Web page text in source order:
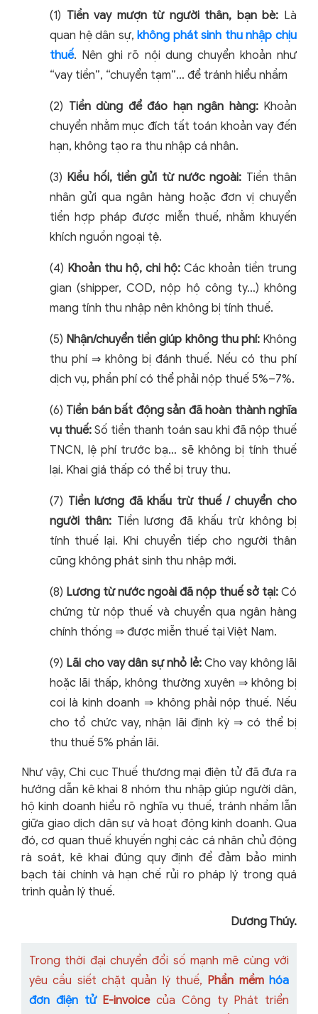
(1) Tiền vay mượn từ người thân, bạn bè: Là
quan hệ dân sự,không phát sinh thu nhập chịu
thuế. Nên ghi rõ nội dung chuyển khoản như
“vay tiền”, “chuyển tạm”… để tránh hiểu nhầm
(2) Tiền dùng để đáo hạn ngân hàng: Khoản
chuyển nhằm mục đích tất toán khoản vay đến
hạn, không tạo ra thu nhập cá nhân.
(3) Kiều hối, tiền gửi từ nước ngoài: Tiền thân
nhân gửi qua ngân hàng hoặc đơn vị chuyển
tiền hợp pháp được miễn thuế, nhằm khuyến
khích nguồn ngoại tệ.
(4) Khoản thu hộ, chi hộ: Các khoản tiền trung
gian (shipper, COD, nộp hộ công ty…) không
mang tính thu nhập nên không bị tính thuế.
(5) Nhận/chuyển tiền giúp không thu phí: Không
thu phí ⇒ không bị đánh thuế. Nếu có thu phí
dịch vụ, phần phí có thể phải nộp thuế 5%–7%.
(6) Tiền bán bất động sản đã hoàn thành nghĩa
vụ thuế: Số tiền thanh toán sau khi đã nộp thuế
TNCN, lệ phí trước bạ… sẽ không bị tính thuế
lại. Khai giá thấp có thể bị truy thu.
(7) Tiền lương đã khấu trừ thuế / chuyển cho
người thân: Tiền lương đã khấu trừ không bị
tính thuế lại. Khi chuyển tiếp cho người thân
cũng không phát sinh thu nhập mới.
(8) Lương từ nước ngoài đã nộp thuế sở tại: Có
chứng từ nộp thuế và chuyển qua ngân hàng
chính thống ⇒ được miễn thuế tại Việt Nam.
(9) Lãi cho vay dân sự nhỏ lẻ: Cho vay không lãi
hoặc lãi thấp, không thường xuyên ⇒ không bị
coi là kinh doanh ⇒ không phải nộp thuế. Nếu
cho tổ chức vay, nhận lãi định kỳ ⇒ có thể bị
thu thuế 5% phần lãi.
Như vậy, Chi cục Thuế thương mại điện tử đã đưa ra
hướng dẫn kê khai 8 nhóm thu nhập giúp người dân,
hộ kinh doanh hiểu rõ nghĩa vụ thuế, tránh nhầm lẫn
giữa giao dịch dân sự và hoạt động kinh doanh. Qua
đó, cơ quan thuế khuyến nghị các cá nhân chủ động
rà soát, kê khai đúng quy định để đảm bảo minh
bạch tài chính và hạn chế rủi ro pháp lý trong quá
trình quản lý thuế.
Dương Thúy.
Trong thời đại chuyển đổi số mạnh mẽ cùng với
yêu cầu siết chặt quản lý thuế, Phần mềmhóa
đơn điện tửE-invoicecủa Công ty Phát triển